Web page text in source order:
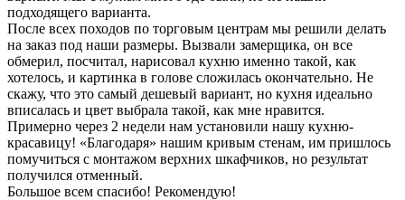
подходящего варианта.
После всех походов по торговым центрам мы решили делать
на заказ под наши размеры. Вызвали замерщика, он все
обмерил, посчитал, нарисовал кухню именно такой, как
хотелось, и картинка в голове сложилась окончательно. Не
скажу, что это самый дешевый вариант, но кухня идеально
вписалась и цвет выбрала такой, как мне нравится.
Примерно через 2 недели нам установили нашу кухню-
красавицу! «Благодаря» нашим кривым стенам, им пришлось
помучиться с монтажом верхних шкафчиков, но результат
получился отменный.
Большое всем спасибо! Рекомендую!